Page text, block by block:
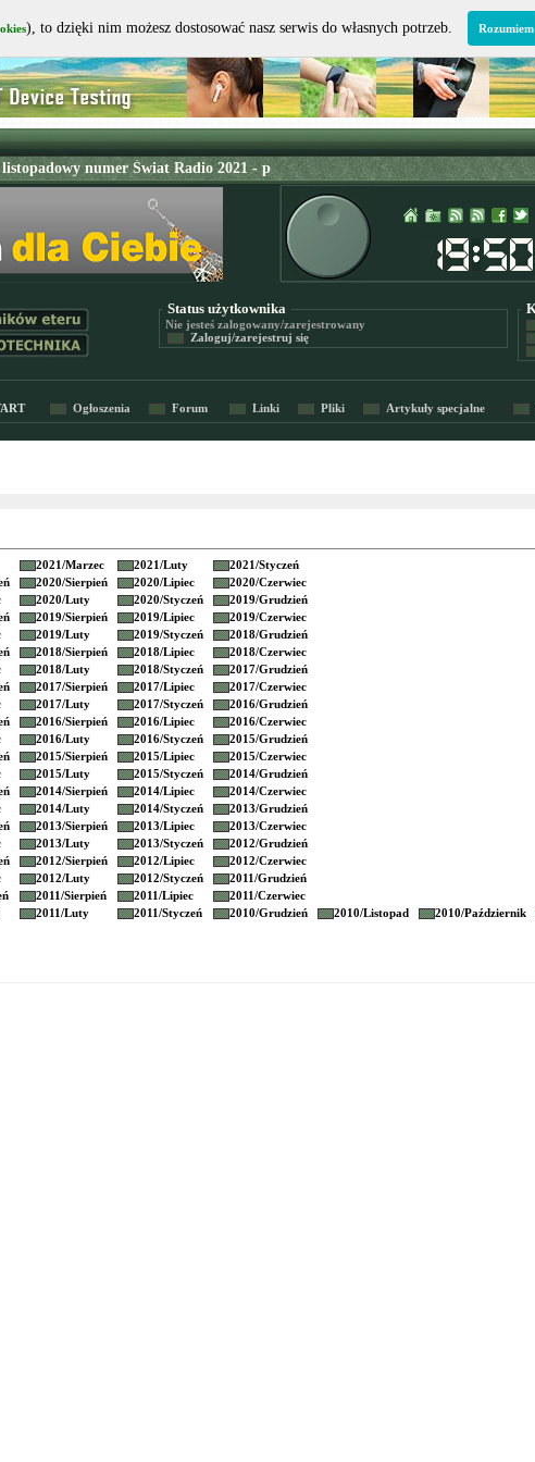
Status użytkownika
Nie jesteś zalogowany/zarejestrowany
Zaloguj/zarejestruj się
Ogłoszenia Forum Linki Pliki Artykuły specjalne
2021/Marzec 2021/Luty 2021/Styczeń
2020/Sierpień 2020/Lipiec 2020/Czerwiec
2020/Luty 2020/Styczeń 2019/Grudzień
2019/Sierpień 2019/Lipiec 2019/Czerwiec
2019/Luty 2019/Styczeń 2018/Grudzień
2018/Sierpień 2018/Lipiec 2018/Czerwiec
2018/Luty 2018/Styczeń 2017/Grudzień
2017/Sierpień 2017/Lipiec 2017/Czerwiec
2017/Luty 2017/Styczeń 2016/Grudzień
2016/Sierpień 2016/Lipiec 2016/Czerwiec
2016/Luty 2016/Styczeń 2015/Grudzień
2015/Sierpień 2015/Lipiec 2015/Czerwiec
2015/Luty 2015/Styczeń 2014/Grudzień
2014/Sierpień 2014/Lipiec 2014/Czerwiec
2014/Luty 2014/Styczeń 2013/Grudzień
2013/Sierpień 2013/Lipiec 2013/Czerwiec
2013/Luty 2013/Styczeń 2012/Grudzień
2012/Sierpień 2012/Lipiec 2012/Czerwiec
2012/Luty 2012/Styczeń 2011/Grudzień
2011/Sierpień 2011/Lipiec 2011/Czerwiec
2011/Luty 2011/Styczeń 2010/Grudzień 2010/Listopad 2010/Październik
), to dzięki nim możesz dostosować nasz serwis do własnych potrzeb. Rozumiem